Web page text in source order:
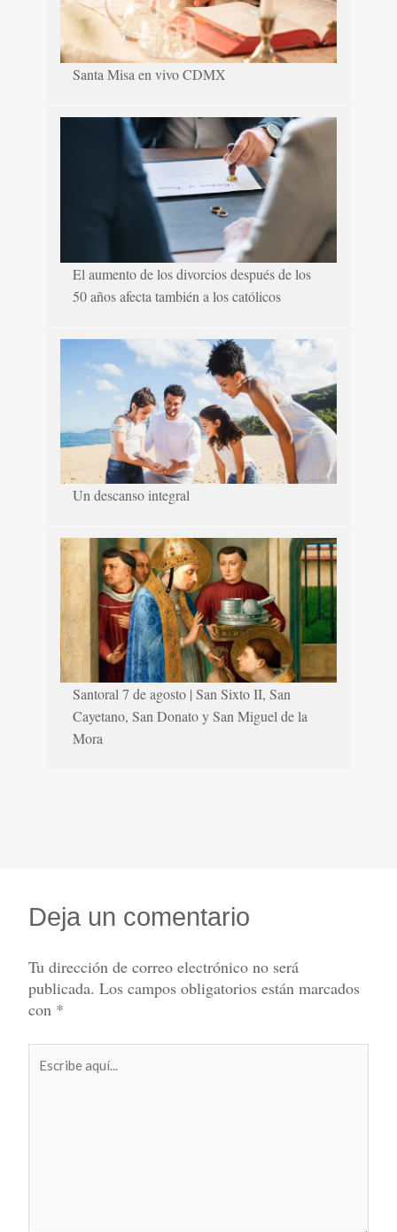
Santa Misa en vivo CDMX
El aumento de los divorcios después de los
50 años afecta también a los católicos
Un descanso integral
Santoral 7 de agosto | San Sixto II, San
Cayetano, San Donato y San Miguel de la
Mora
Deja un comentario
Tu dirección de correo electrónico no será
publicada. Los campos obligatorios están marcados
con *
aquí...